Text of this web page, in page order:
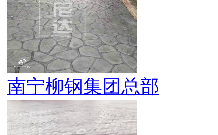
南宁柳钢集团总部